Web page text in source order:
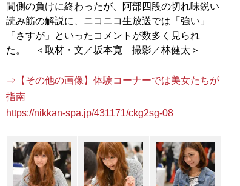
間側の負けに終わったが、阿部四段の切れ味鋭い
読み筋の解説に、ニコニコ生放送では「強い」
「さすが」といったコメントが数多く見られ
た。 ＜取材・文／坂本寛 撮影／林健太＞
⇒【その他の画像】体験コーナーでは美女たちが
指南
https://nikkan-spa.jp/431171/ckg2sg-08